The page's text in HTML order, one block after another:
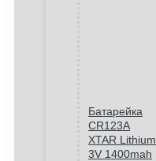
Батарейка
CR123A
XTAR Lithium
3V 1400mah